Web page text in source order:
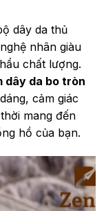
dây da thủ
nhân giàu
chất lượng.
dây da bo tròn
cảm giác
mang đến
hồ của bạn.